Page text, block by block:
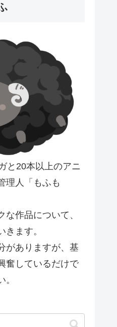
と20本以上のアニ
理人「もふも
な作品について、
きます。
がありますが、基
奮しているだけで